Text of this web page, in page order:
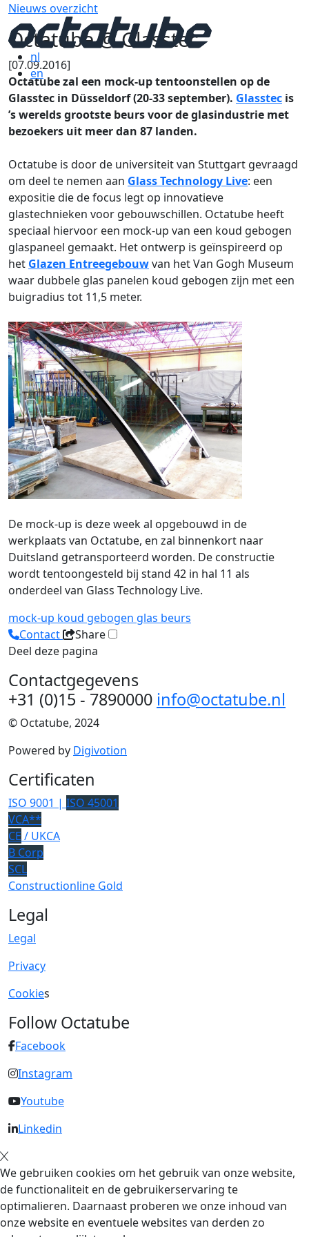
nl
en
Nieuws overzicht
Octatube @ Glasstec
[07.09.2016]
Octatube zal een mock-up tentoonstellen op de
Glasstec in Düsseldorf (20-33 september). Glasstec is
’s werelds grootste beurs voor de glasindustrie met
bezoekers uit meer dan 87 landen.
Octatube is door de universiteit van Stuttgart gevraagd
om deel te nemen aan Glass Technology Live: een
expositie die de focus legt op innovatieve
glastechnieken voor gebouwschillen. Octatube heeft
speciaal hiervoor een mock-up van een koud gebogen
glaspaneel gemaakt. Het ontwerp is geïnspireerd op
het Glazen Entreegebouwvan het Van Gogh Museum
waar dubbele glas panelen koud gebogen zijn met een
buigradius tot 11,5 meter.
De mock-up is deze week al opgebouwd in de
werkplaats van Octatube, en zal binnenkort naar
Duitsland getransporteerd worden. De constructie
wordt tentoongesteld bij stand 42 in hal 11 als
onderdeel van Glass Technology Live.
mock-up koud gebogen glas beurs
Contact
Share
Deel deze pagina
Contactgegevens
+31 (0)15 - 7890000 info@octatube.nl
© Octatube, 2024
Powered by Digivotion
Certificaten
ISO 9001 | ISO 45001
VCA**
CE / UKCA
B Corp
SCL
Constructionline Gold
Legal
Legal
Privacy
Cookies
Follow Octatube
Facebook
Instagram
Youtube
Linkedin
We gebruiken cookies om het gebruik van onze website,
de functionaliteit en de gebruikerservaring te
optimalieren. Daarnaast proberen we onze inhoud van
onze website en eventuele websites van derden zo